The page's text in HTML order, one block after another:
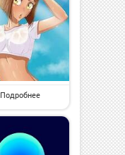
Подробнее